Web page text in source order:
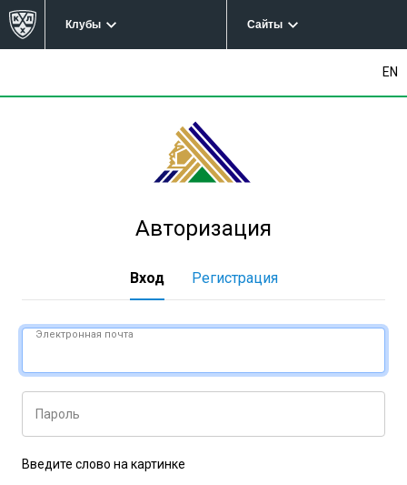
Клубы Сайты
EN
Авторизация
Вход Регистрация
Электронная почта
Пароль
Введите слово на картинке